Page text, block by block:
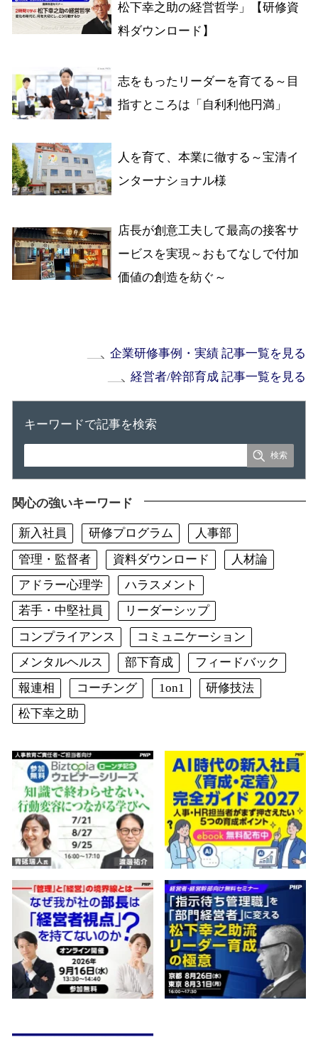
松下幸之助の経営哲学」【研修資
料ダウンロード】
志をもったリーダーを育てる～目
指すところは「自利利他円満」
人を育て、本業に徹する～宝清イ
ンターナショナル様
店長が創意工夫して最高の接客サ
ービスを実現～おもてなしで付加
価値の創造を紡ぐ～
企業研修事例・実績 記事一覧を見る
経営者/幹部育成 記事一覧を見る
キーワードで記事を検索
関心の強いキーワード
新入社員 研修プログラム
人事部
管理・監督者
資料ダウンロード
人材論
アドラー心理学
ハラスメント
若手・中堅社員
リーダーシップ
コンプライアンス
コミュニケーション
メンタルヘルス
部下育成
フィードバック
報連相
コーチング 1on1
研修技法
松下幸之助